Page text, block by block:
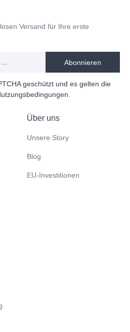
Über uns
Unsere Story
Blog
EU-Investitionen
Versand für Ihre erste
Abonnieren
geschützt und es gelten die